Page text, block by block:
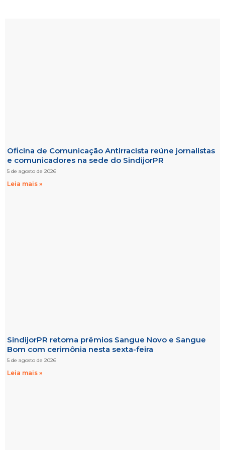
Oficina de Comunicação Antirracista reúne jornalistas
e comunicadores na sede do SindijorPR
5 de agosto de 2026
Leia mais »
SindijorPR retoma prêmios Sangue Novo e Sangue
Bom com cerimônia nesta sexta-feira
5 de agosto de 2026
Leia mais »